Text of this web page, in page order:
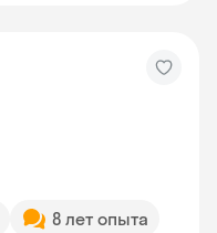
8 лет опыта